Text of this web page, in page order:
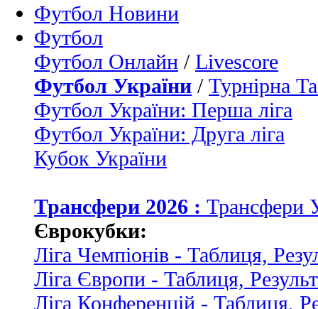
Футбол Новини
Футбол
Футбол Онлайн / Livescore
Футбол України / Турнірна
Футбол України: Перша ліга
Футбол України: Друга ліга
Кубок України
Трансфери 2026 : Трансфери
Єврокубки:
Ліга Чемпіонів - Таблиця,
Ліга Європи - Таблиця,
Ліга Конференцій - Таблиця,